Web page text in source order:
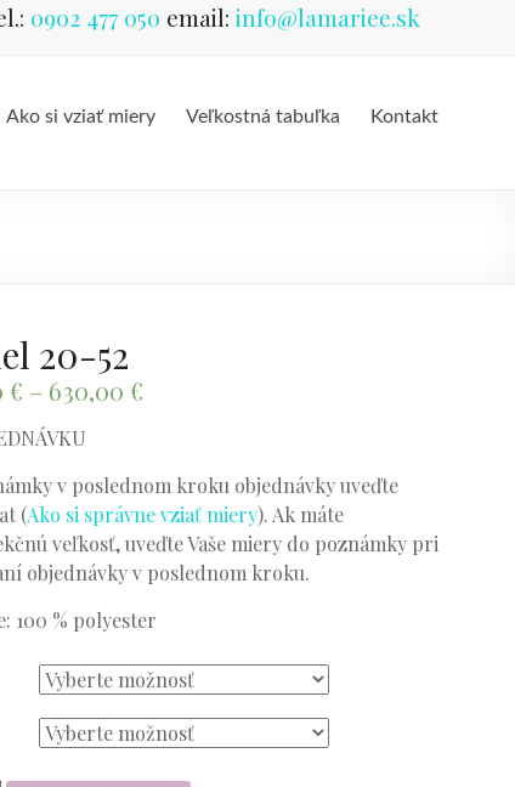
0902 477 050 email: info@lamariee.sk
Ako si vziať miery Veľkostná tabuľka Kontakt
20-52
€ – 630,00 €
v poslednom kroku objednávky uveďte
(Ako si správne vziať miery). Ak máte
veľkosť, uveďte Vaše miery do poznámky pri
objednávky v poslednom kroku.
100 % polyester